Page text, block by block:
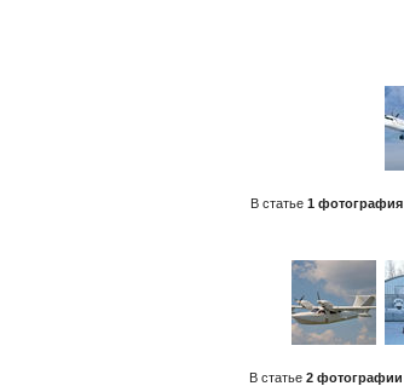
В статье 1 фотография
В статье 2 фотографии